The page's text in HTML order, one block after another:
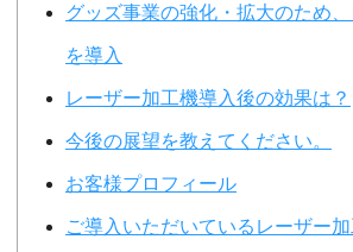
グッズ事業の強化・拡大のため
を導入
レーザー加工機導入後の効果は？
今後の展望を教えてください。
お客様プロフィール
ご導入いただいているレーザー